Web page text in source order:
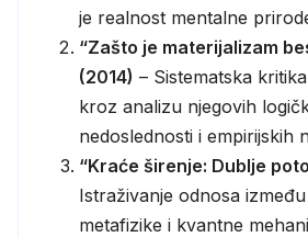
je realnost mentalne
“Zašto je materijalizam
(2014) – Sistematska
kroz analizu njegovih
nedoslednosti i empirijskih
“Kraće širenje: Dublje
Istraživanje odnosa
metafizike i kvantne